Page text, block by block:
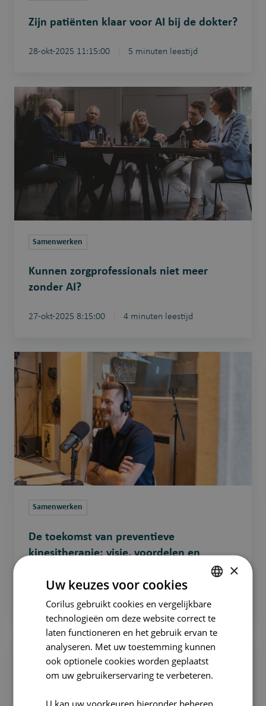
Zijn patiënten klaar voor AI bij de dokter?
28-okt-2025 11:15:00 5 minuten leestijd
Kunnen
zorgprofessionals
Samenwerken
Kunnen zorgprofessionals niet meer
zonder AI?
27-okt-2025 8:15:00 4 minuten leestijd
De
toekomst
van
preventieve
kinesitherapie:
visie,
voordelen
en
uitdagingen
Samenwerken
De toekomst van preventieve
kinesitherapie: visie, voordelen en
9-jul-2025 11:00:00 4 minuten leestijd
preventieve
DUTCH
FRENCH
×
Uw keuzes voor cookies
Corilus gebruikt cookies en vergelijkbare
technologieën om deze website correct te
laten functioneren en het gebruik ervan te
analyseren. Met uw toestemming kunnen
ook optionele cookies worden geplaatst
om uw gebruikerservaring te verbeteren.
U kan uw voorkeuren hieronder beheren